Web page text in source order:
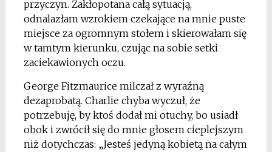
przyczyn. Zakłopotana całą sytuacją,
odnalazłam wzrokiem czekające na mnie puste
miejsce za ogromnym stołem i skierowałam się
w tamtym kierunku, czując na sobie setki
zaciekawionych oczu.
George Fitzmaurice milczał z wyraźną
dezaprobatą. Charlie chyba wyczuł, że
potrzebuję, by ktoś dodał mi otuchy, bo usiadł
obok i zwrócił się do mnie głosem cieplejszym
niż dotychczas: „Jesteś jedyną kobietą na całym